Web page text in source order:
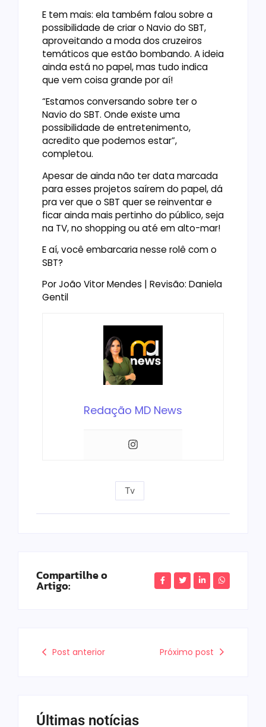
E tem mais: ela também falou sobre a
possibilidade de criar o Navio do SBT,
aproveitando a moda dos cruzeiros
temáticos que estão bombando. A ideia
ainda está no papel, mas tudo indica
que vem coisa grande por aí!
“Estamos conversando sobre ter o
Navio do SBT. Onde existe uma
possibilidade de entretenimento,
acredito que podemos estar”,
completou.
Apesar de ainda não ter data marcada
para esses projetos saírem do papel, dá
pra ver que o SBT quer se reinventar e
ficar ainda mais pertinho do público, seja
na TV, no shopping ou até em alto-mar!
E aí, você embarcaria nesse rolê com o
SBT?
Por João Vitor Mendes | Revisão: Daniela
Gentil
Redação MD News
Tv
Compartilhe o
Artigo:
Post anterior Próximo post
Últimas notícias